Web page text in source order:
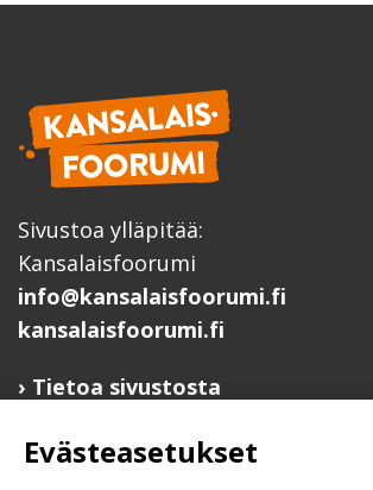
Sivustoa ylläpitää:
Kansalaisfoorumi
info@kansalaisfoorumi.fi
kansalaisfoorumi.fi
Tietoa sivustosta
Ilmoita järjestösi
Evästeasetukset